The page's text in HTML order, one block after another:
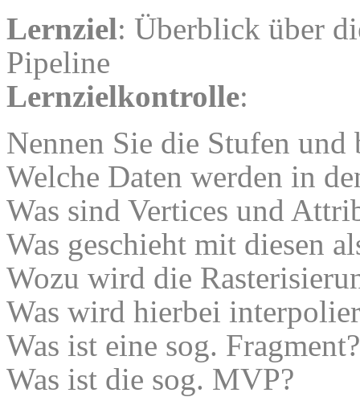
Lernziel: Überblick über
Pipeline
Lernzielkontrolle:
Nennen Sie die Stufen und
Welche Daten werden in
Was sind Vertices und
Was geschieht mit diesen
Wozu wird die
Was wird hierbei
Was ist eine sog. Fragment?
Was ist die sog. MVP?